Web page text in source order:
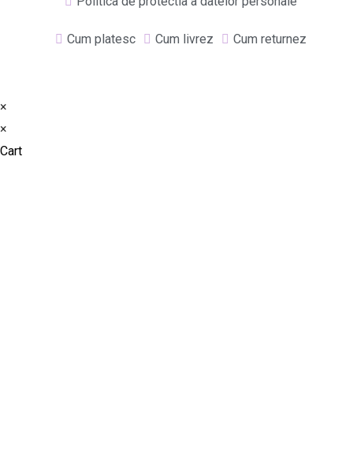
Cum platesc Cum livrez Cum returnez
×
×
Cart